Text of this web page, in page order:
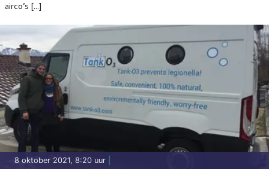
airco’s [...]
8 oktober 2021, 8:20 uur